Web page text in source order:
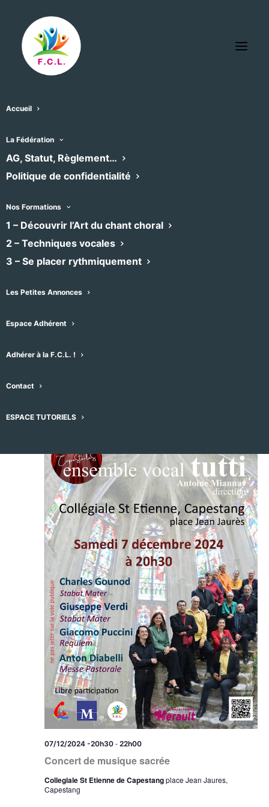
Accueil
La Fédération
AG, Statut, Règlement…
Politique de confidentialité
Nos Formations
1 – Découvrir l’Art du chant choral
2 – Techniques vocales
3 – Se placer rythmiquement
Les Petites Annonces
Espace Adhérent
Adhérer à la F.C.L. !
Contact
ESPACE TUTORIELS
Collegiale St Etienne de Capestang
Adresse
Recevoir l’Itinéraire à suivre
Téléphone
0467375123
07/12/2024
une
Concert de musique sacrée
07/12/2024 -20h30- 22h00
Collegiale St Etienne de Capestangplace Jean Jaures,
Capestang